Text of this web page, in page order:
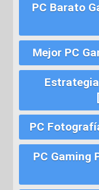
PC Barato
Mejor PC
PC
PC Gaming